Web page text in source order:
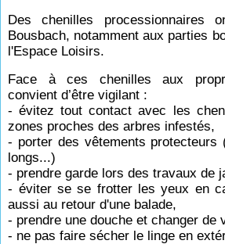
Des chenilles processionnaires
Bousbach, notamment aux parties
l'Espace Loisirs.
Face à ces chenilles aux
convient d’être vigilant :
- évitez tout contact avec les
zones proches des arbres infestés,
- porter des vêtements protecteurs
longs...)
- prendre garde lors des travaux de
- éviter se se frotter les yeux en
aussi au retour d'une balade,
- prendre une douche et changer de
- ne pas faire sécher le linge en